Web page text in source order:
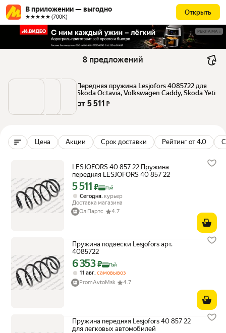
В приложении — выгодно
★★★★★ (700К)
Открыть
РЕКЛАМА
8 предложений
Передняя пружина Lesjofors 4085722 для
Skoda Octavia, Volkswagen Caddy, Skoda Yeti
от 5 511 ₽
Цена Акции Срок доставки Рейтинг от 4.0
LESJOFORS 40 857 22 Пружина
передняя LESJOFORS 40 857 22
Цена с картой Яндекс Пэй 5511 ₽ вместо
5 511 ₽ Пэй
Сегодня, курьер
Доставка магазина
Ол Партс
4.7
Пружина подвески Lesjofors арт.
4085722
Цена с картой Яндекс Пэй 6353 ₽ вместо
6 353₽ Пэй
11 авг, самовывоз
PromAvtoMsk
4.7
Пружина передняя Lesjofors 40 857 22
для легковых автомобилей